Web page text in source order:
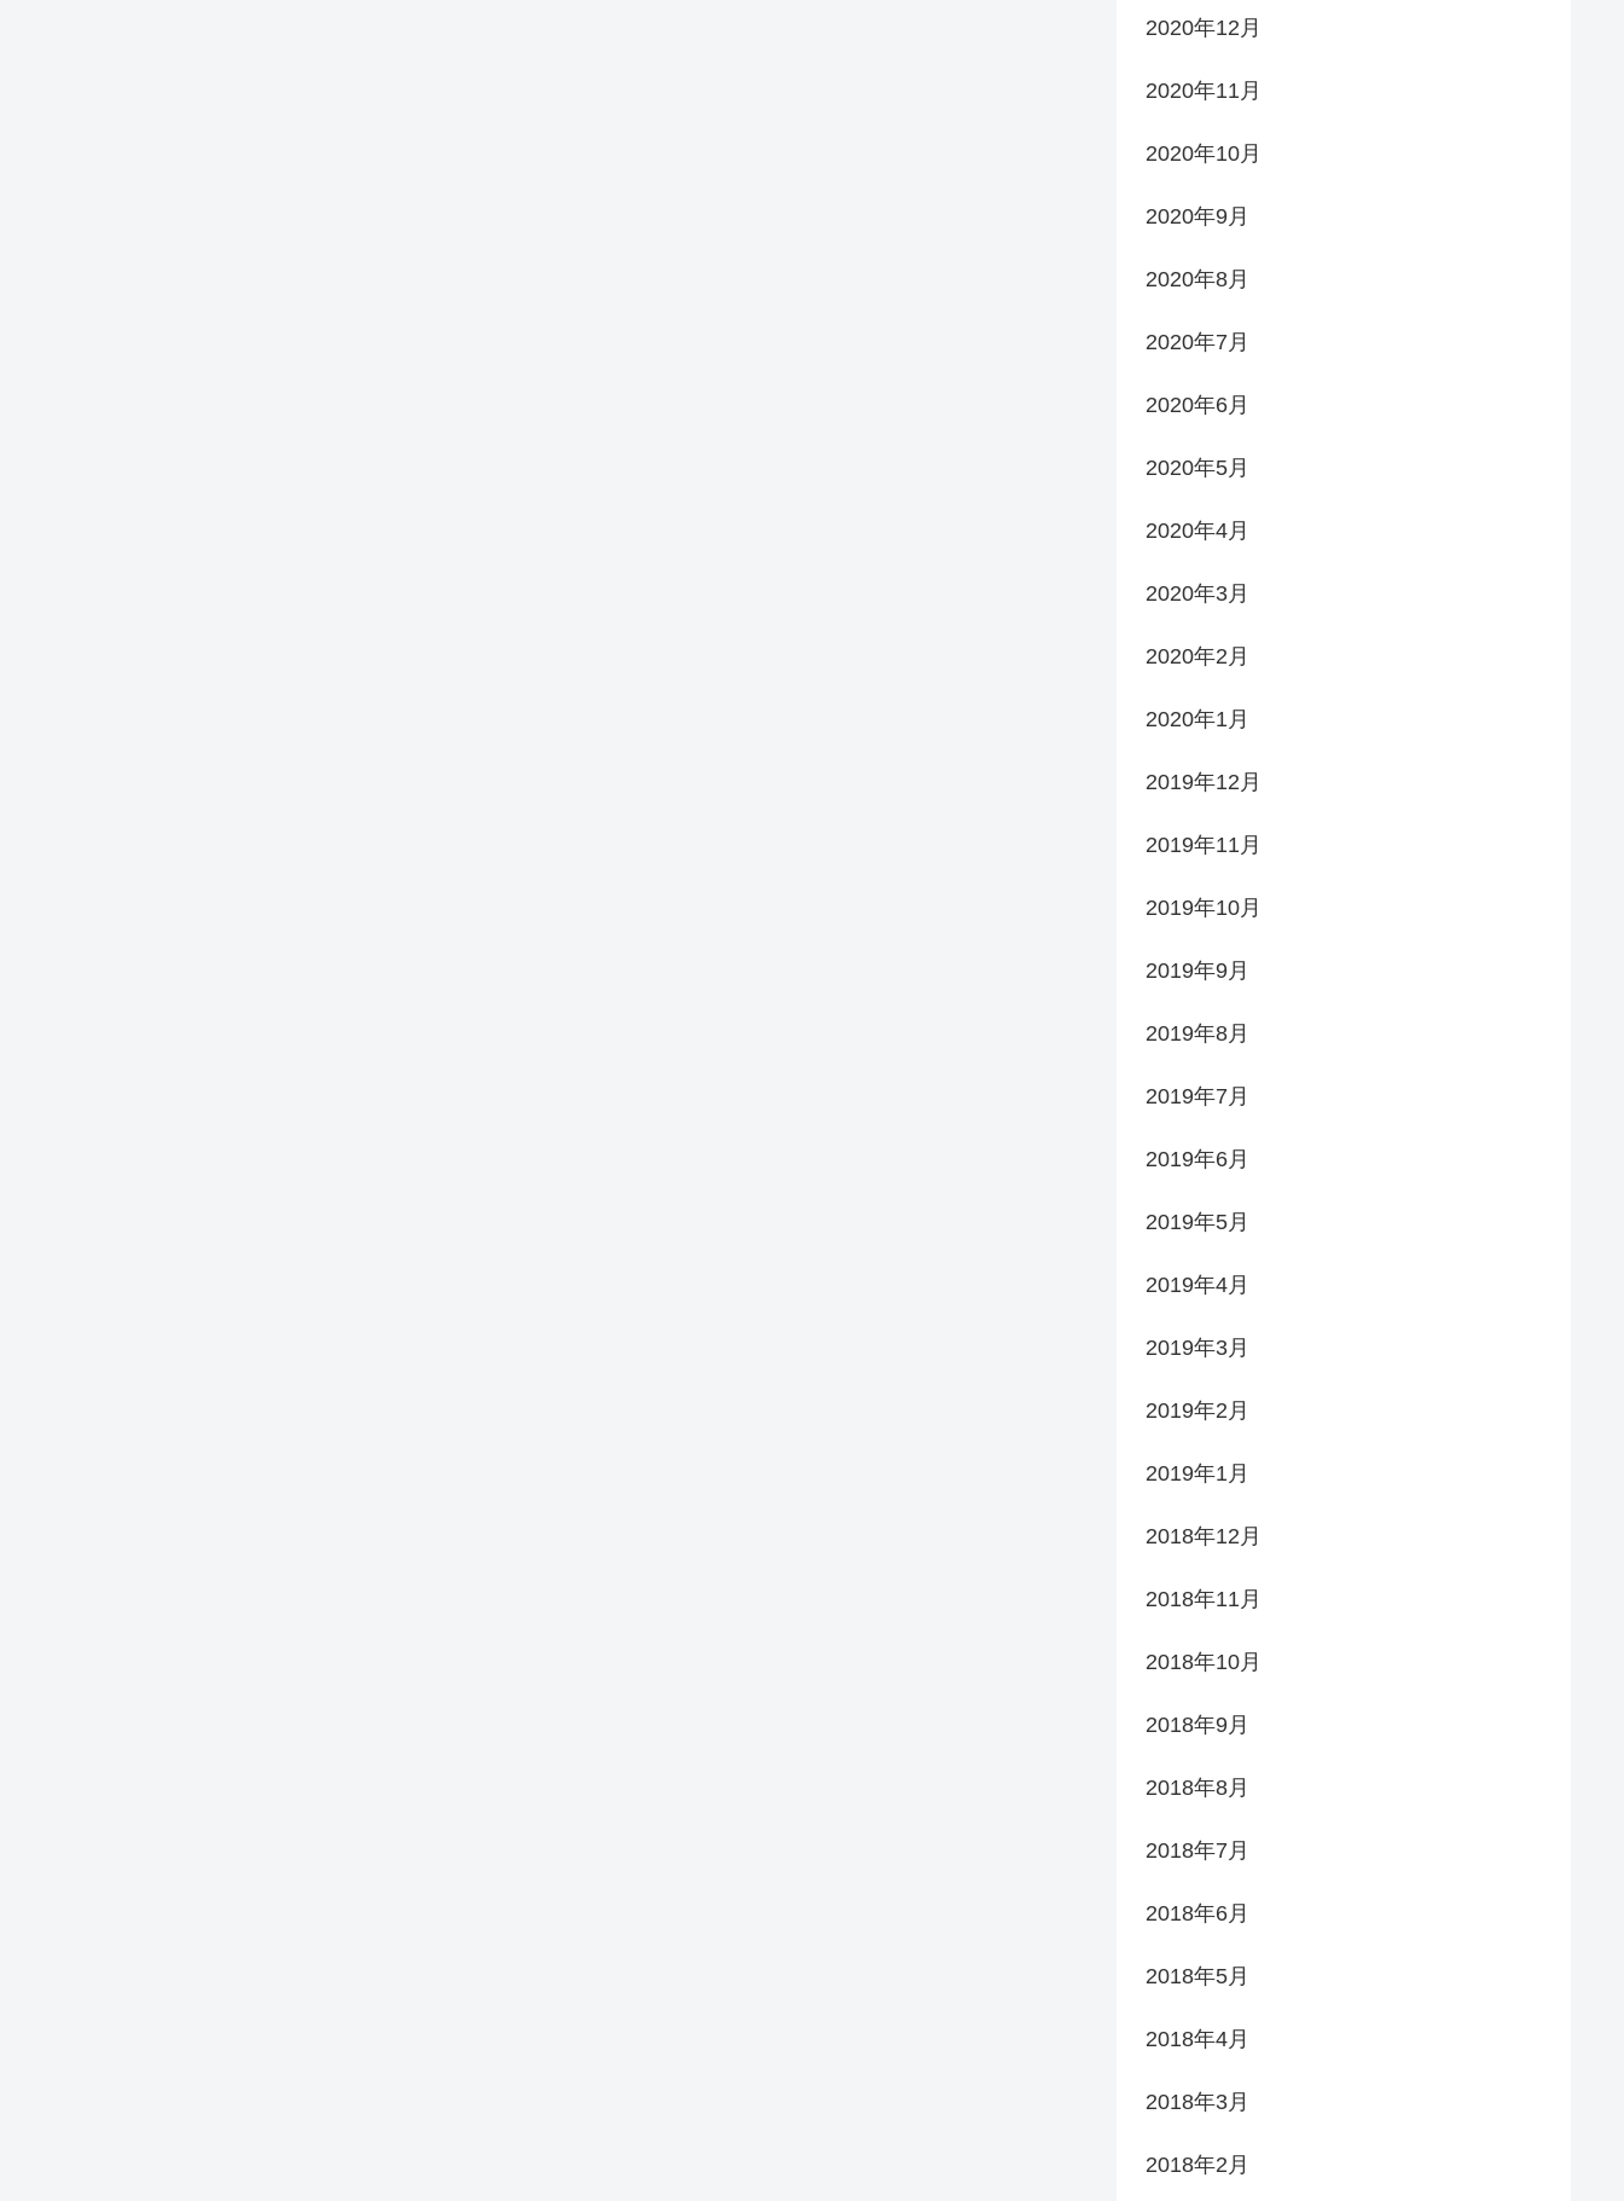
2020年12月
2020年11月
2020年10月
2020年9月
2020年8月
2020年7月
2020年6月
2020年5月
2020年4月
2020年3月
2020年2月
2020年1月
2019年12月
2019年11月
2019年10月
2019年9月
2019年8月
2019年7月
2019年6月
2019年5月
2019年4月
2019年3月
2019年2月
2019年1月
2018年12月
2018年11月
2018年10月
2018年9月
2018年8月
2018年7月
2018年6月
2018年5月
2018年4月
2018年3月
2018年2月